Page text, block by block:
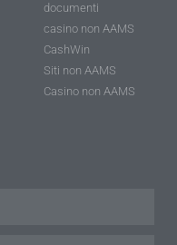
documenti
casino non AAMS
CashWin
Siti non AAMS
Casino non AAMS